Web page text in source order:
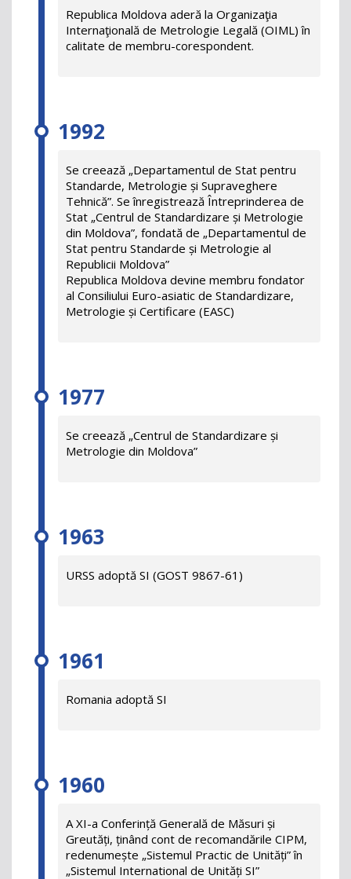
Republica Moldova aderă la Organizaţia
Internaţională de Metrologie Legală (OIML) în
calitate de membru-corespondent.
1992
Se creează „Departamentul de Stat pentru
Standarde, Metrologie și Supraveghere
Tehnică”. Se înregistrează Întreprinderea de
Stat „Centrul de Standardizare și Metrologie
din Moldova”, fondată de „Departamentul de
Stat pentru Standarde și Metrologie al
Republicii Moldova”
Republica Moldova devine membru fondator
al Consiliului Euro-asiatic de Standardizare,
Metrologie și Certificare (EASC)
1977
Se creează „Centrul de Standardizare și
Metrologie din Moldova”
1963
URSS adoptă SI (GOST 9867-61)
1961
Romania adoptă SI
1960
A XI-a Conferință Generală de Măsuri și
Greutăți, ținând cont de recomandările CIPM,
redenumește „Sistemul Practic de Unități” în
„Sistemul International de Unități SI”